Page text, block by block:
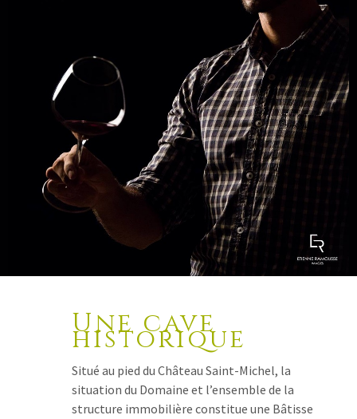
Une cave
historique
Situé au pied du Château Saint-Michel, la
situation du Domaine et l’ensemble de la
structure immobilière constitue une Bâtisse